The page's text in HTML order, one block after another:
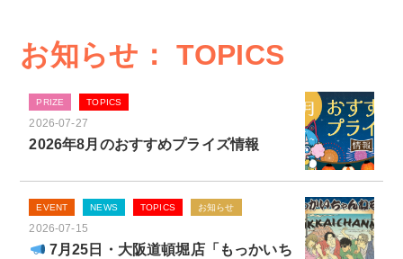
お知らせ： TOPICS
PRIZE TOPICS
2026-07-27
2026年8月のおすすめプライズ情報
EVENT NEWS TOPICS お知らせ
2026-07-15
7月25日・大阪道頓堀店「もっかいち